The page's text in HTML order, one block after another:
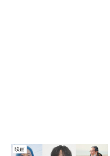
映画